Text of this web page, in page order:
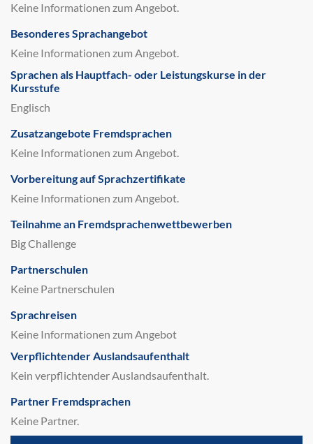
Keine Informationen zum Angebot.
Besonderes Sprachangebot
Keine Informationen zum Angebot.
Sprachen als Hauptfach- oder Leistungskurse in der
Kursstufe
Englisch
Zusatzangebote Fremdsprachen
Keine Informationen zum Angebot.
Vorbereitung auf Sprachzertifikate
Keine Informationen zum Angebot.
Teilnahme an Fremdsprachenwettbewerben
Big Challenge
Partnerschulen
Keine Partnerschulen
Sprachreisen
Keine Informationen zum Angebot
Verpflichtender Auslandsaufenthalt
Kein verpflichtender Auslandsaufenthalt.
Partner Fremdsprachen
Keine Partner.